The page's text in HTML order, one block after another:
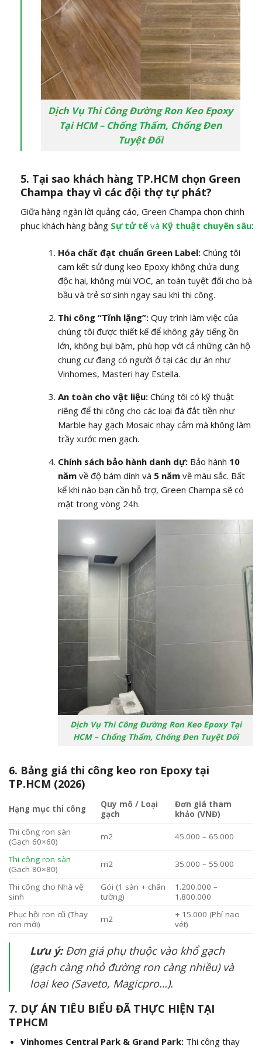
Dịch Vụ Thi Công Đường Ron Keo Epoxy
Tại HCM – Chống Thấm, Chống Đen
Tuyệt Đối
5. Tại sao khách hàng TP.HCM chọn Green
Champa thay vì các đội thợ tự phát?
Giữa hàng ngàn lời quảng cáo, Green Champa chọn chinh
phục khách hàng bằng Sự tử tếvà Kỹ thuật chuyên sâu:
Hóa chất đạt chuẩn Green Label: Chúng tôi
cam kết sử dụng keo Epoxy không chứa dung
độc hại, không mùi VOC, an toàn tuyệt đối cho bà
bầu và trẻ sơ sinh ngay sau khi thi công.
Thi công “Tĩnh lặng”: Quy trình làm việc của
chúng tôi được thiết kế để không gây tiếng ồn
lớn, không bụi bặm, phù hợp với cả những căn hộ
chung cư đang có người ở tại các dự án như
Vinhomes, Masteri hay Estella.
An toàn cho vật liệu: Chúng tôi có kỹ thuật
riêng để thi công cho các loại đá đắt tiền như
Marble hay gạch Mosaic nhạy cảm mà không làm
trầy xước men gạch.
Chính sách bảo hành danh dự: Bảo hành 10
năm về độ bám dính và 5 năm về màu sắc. Bất
kể khi nào bạn cần hỗ trợ, Green Champa sẽ có
mặt trong vòng 24h.
Dịch Vụ Thi Công Đường Ron Keo Epoxy Tại
HCM – Chống Thấm, Chống Đen Tuyệt Đối
6. Bảng giá thi công keo ron Epoxy tại
TP.HCM (2026)
Hạng mục thi công
Quy mô / Loại
gạch
Đơn giá tham
khảo (VNĐ)
Thi công ron sàn
(Gạch 60×60)
m2 45.000 – 65.000
Thi công ron sàn
(Gạch 80×80)
m2 35.000 – 55.000
Thi công cho Nhà vệ
sinh
Gói (1 sàn + chân
tường)
1.200.000 –
1.800.000
Phục hồi ron cũ (Thay
ron mới)
m2
+ 15.000 (Phí nạo
vét)
Lưu ý:Đơn giá phụ thuộc vào khổ gạch
(gạch càng nhỏ đường ron càng nhiều) và
loại keo (Saveto, Magicpro…).
7. DỰ ÁN TIÊU BIỂU ĐÃ THỰC HIỆN TẠI
TPHCM
Vinhomes Central Park & Grand Park:Thi công thay